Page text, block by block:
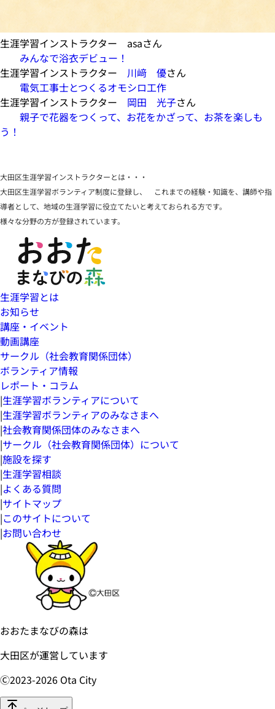
生涯学習インストラクター asaさん
みんなで浴衣デビュー！
生涯学習インストラクター 川﨑 優さん
電気工事士とつくるオモシロ工作
生涯学習インストラクター 岡田 光子さん
親子で花器をつくって、お花をかざって、お茶を楽しも
う！
大田区生涯学習インストラクターとは・・・
大田区生涯学習ボランティア制度に登録し、 これまでの経験・知識を、講師や指
導者として、地域の生涯学習に役立てたいと考えておられる方です。
様々な分野の方が登録されています。
生涯学習とは
お知らせ
講座・イベント
動画講座
サークル（社会教育関係団体）
ボランティア情報
レポート・コラム
|生涯学習ボランティアについて
|生涯学習ボランティアのみなさまへ
|社会教育関係団体のみなさまへ
|サークル（社会教育関係団体）について
|施設を探す
|生涯学習相談
|よくある質問
|サイトマップ
|このサイトについて
|お問い合わせ
おおたまなびの森は
大田区が運営しています
Ⓒ2023-2026 Ota City